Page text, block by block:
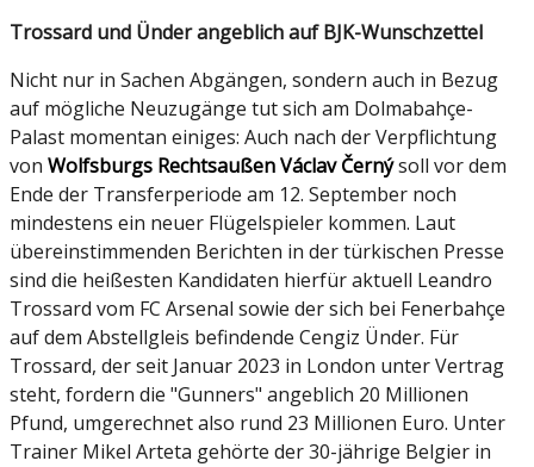
Trossard und Ünder angeblich auf BJK-Wunschzettel
Nicht nur in Sachen Abgängen, sondern auch in Bezug
auf mögliche Neuzugänge tut sich am Dolmabahçe-
Palast momentan einiges: Auch nach der Verpflichtung
von Wolfsburgs Rechtsaußen Václav Černýsoll vor dem
Ende der Transferperiode am 12. September noch
mindestens ein neuer Flügelspieler kommen. Laut
übereinstimmenden Berichten in der türkischen Presse
sind die heißesten Kandidaten hierfür aktuell Leandro
Trossard vom FC Arsenal sowie der sich bei Fenerbahçe
auf dem Abstellgleis befindende Cengiz Ünder. Für
Trossard, der seit Januar 2023 in London unter Vertrag
steht, fordern die "Gunners" angeblich 20 Millionen
Pfund, umgerechnet also rund 23 Millionen Euro. Unter
Trainer Mikel Arteta gehörte der 30-jährige Belgier in